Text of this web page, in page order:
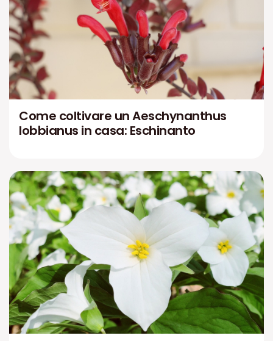
Come coltivare un Aeschynanthus
lobbianus in casa: Eschinanto